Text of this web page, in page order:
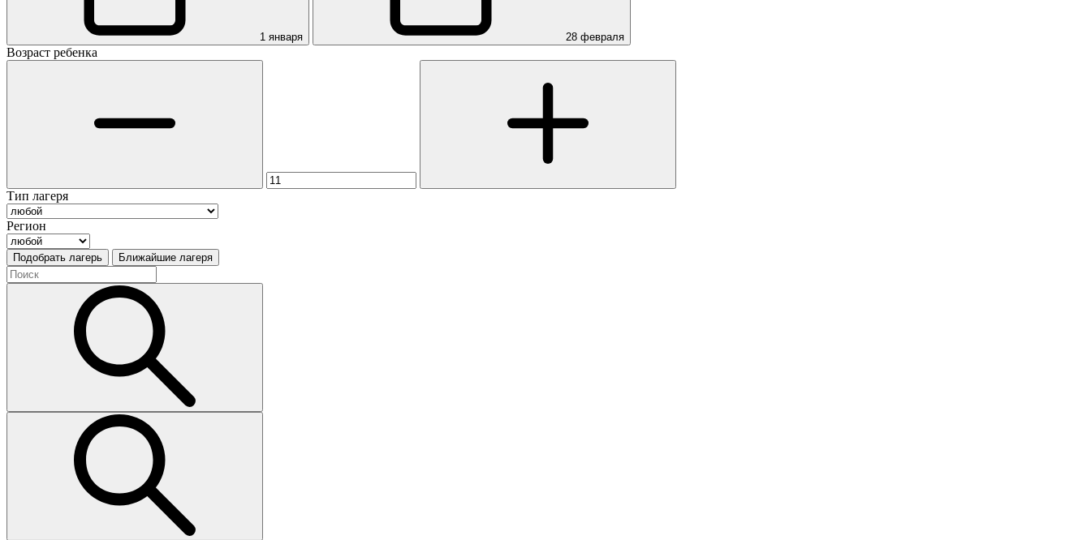
1 января 28 февраля
Возраст ребенка
Тип лагеря
Регион
Подобрать лагерь Ближайшие лагеря